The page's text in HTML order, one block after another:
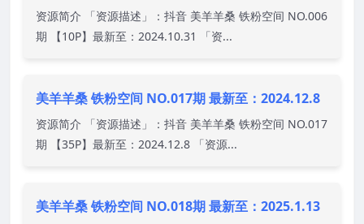
资源简介 「资源描述」：抖音 美羊羊桑 铁粉空间 NO.006
期 【10P】最新至：2024.10.31 「资...
美羊羊桑 铁粉空间 NO.017期 最新至：2024.12.8
资源简介 「资源描述」：抖音 美羊羊桑 铁粉空间 NO.017
期 【35P】最新至：2024.12.8 「资源...
美羊羊桑 铁粉空间 NO.018期 最新至：2025.1.13